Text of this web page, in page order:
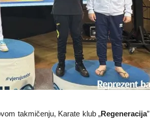
takmičenju, Karate klub „Regeneracija”